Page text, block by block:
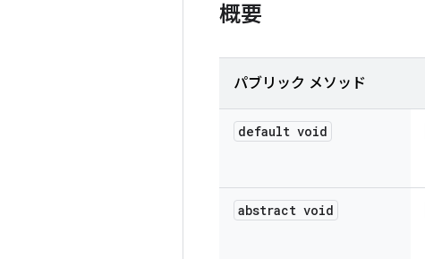
概要
パブリック メソッド
default void
abstract void